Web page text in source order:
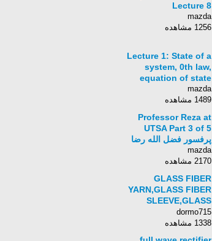
Lecture 8
mazda
1256 مشاهده
Lecture 1: State of a
system, 0th law,
equation of state
mazda
1489 مشاهده
Professor Reza at
UTSA Part 3 of 5
پرفسور فضل الله رضا
mazda
2170 مشاهده
GLASS FIBER
YARN,GLASS FIBER
SLEEVE,GLASS
FIBER SLEEVE
COATING MACHINE
dormo715
1338 مشاهده